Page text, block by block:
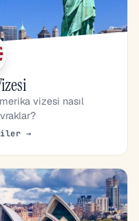
vizesi nasıl
→